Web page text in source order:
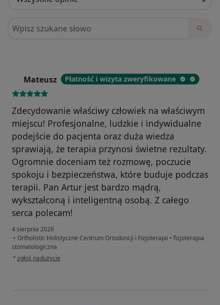
Szukaj w opiniach
Mateusz Płatność i wizyta zweryfikowane
Zdecydowanie właściwy człowiek na właściwym
miejscu! Profesjonalne, ludzkie i indywidualne
podejście do pacjenta oraz duża wiedza
sprawiają, że terapia przynosi świetne rezultaty.
Ogromnie doceniam też rozmowę, poczucie
spokoju i bezpieczeństwa, które buduje podczas
terapii. Pan Artur jest bardzo mądrą,
wykształconą i inteligentną osobą. Z całego
serca polecam!
4 sierpnia 2026
• Ortholistic Holistyczne Centrum Ortodoncji i Fizjoterapii • fizjoterapia
stomatologiczna
• w opinii użytkownika Mateusz
zgłoś nadużycie